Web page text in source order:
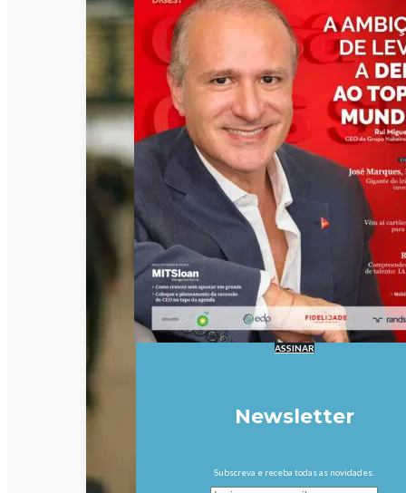
ASSINAR
Newsletter
Subscreva e receba todas as novidades.